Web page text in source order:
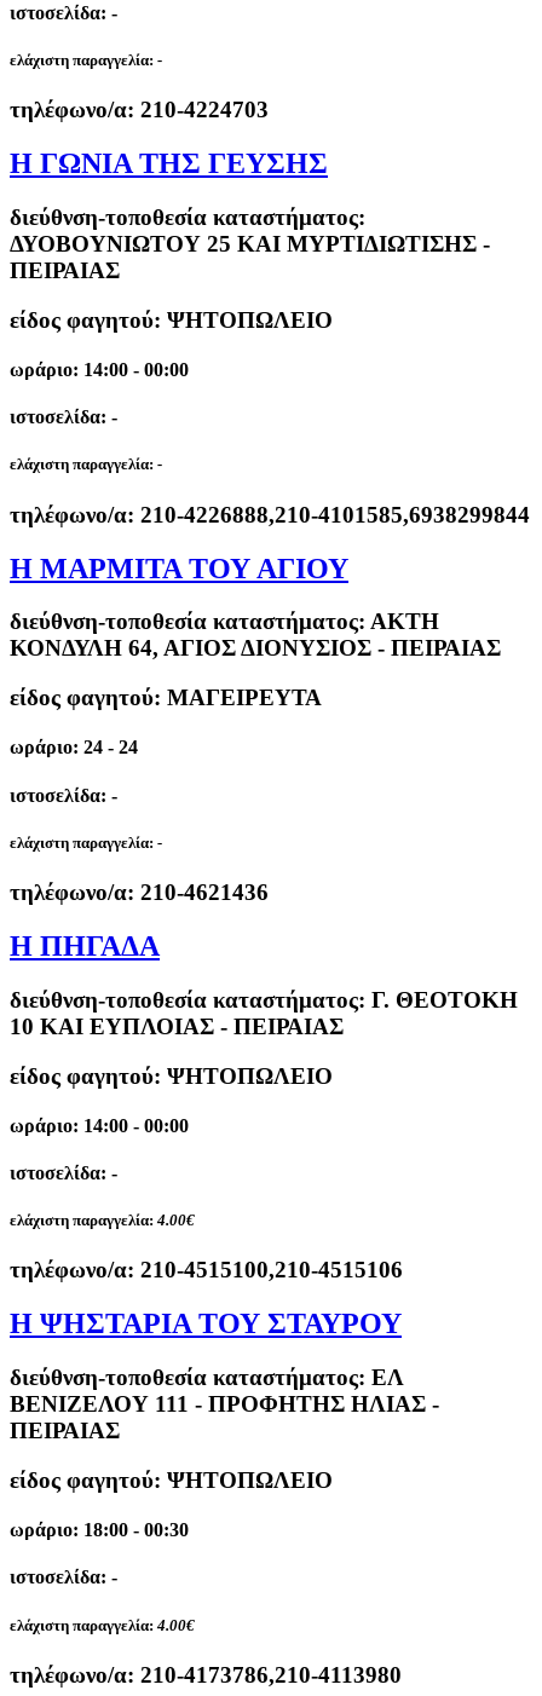
ιστοσελίδα: -
ελάχιστη παραγγελία: -
τηλέφωνο/α: 210-4224703
Η ΓΩΝΙΑ ΤΗΣ ΓΕΥΣΗΣ
διεύθνση-τοποθεσία καταστήματος:
ΔΥΟΒΟΥΝΙΩΤΟΥ 25 ΚΑΙ ΜΥΡΤΙΔΙΩΤΙΣΗΣ -
ΠΕΙΡΑΙΑΣ
είδος φαγητού: ΨΗΤΟΠΩΛΕΙΟ
ωράριο: 14:00 - 00:00
ιστοσελίδα: -
ελάχιστη παραγγελία: -
τηλέφωνο/α: 210-4226888,210-4101585,6938299844
Η ΜΑΡΜΙΤΑ ΤΟΥ ΑΓΙΟΥ
διεύθνση-τοποθεσία καταστήματος: ΑΚΤΗ
ΚΟΝΔΥΛΗ 64, ΑΓΙΟΣ ΔΙΟΝΥΣΙΟΣ - ΠΕΙΡΑΙΑΣ
είδος φαγητού: ΜΑΓΕΙΡΕΥΤΑ
ωράριο: 24 - 24
ιστοσελίδα: -
ελάχιστη παραγγελία: -
τηλέφωνο/α: 210-4621436
Η ΠΗΓΑΔΑ
διεύθνση-τοποθεσία καταστήματος: Γ. ΘΕΟΤΟΚΗ
10 ΚΑΙ ΕΥΠΛΟΙΑΣ - ΠΕΙΡΑΙΑΣ
είδος φαγητού: ΨΗΤΟΠΩΛΕΙΟ
ωράριο: 14:00 - 00:00
ιστοσελίδα: -
ελάχιστη παραγγελία: 4.00€
τηλέφωνο/α: 210-4515100,210-4515106
Η ΨΗΣΤΑΡΙΑ ΤΟΥ ΣΤΑΥΡΟΥ
διεύθνση-τοποθεσία καταστήματος: ΕΛ
ΒΕΝΙΖΕΛΟΥ 111 - ΠΡΟΦΗΤΗΣ ΗΛΙΑΣ -
ΠΕΙΡΑΙΑΣ
είδος φαγητού: ΨΗΤΟΠΩΛΕΙΟ
ωράριο: 18:00 - 00:30
ιστοσελίδα: -
ελάχιστη παραγγελία: 4.00€
τηλέφωνο/α: 210-4173786,210-4113980